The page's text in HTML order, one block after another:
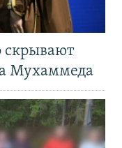
Мухаммеда